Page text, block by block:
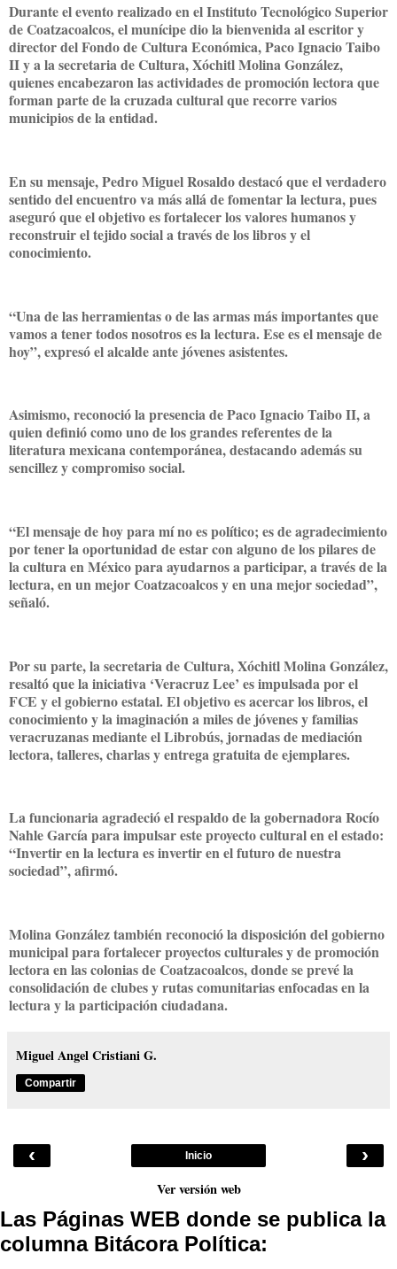
Durante el evento realizado en el Instituto Tecnológico Superior
de Coatzacoalcos, el munícipe dio la bienvenida al escritor y
director del Fondo de Cultura Económica, Paco Ignacio Taibo
II y a la secretaria de Cultura, Xóchitl Molina González,
quienes encabezaron las actividades de promoción lectora que
forman parte de la cruzada cultural que recorre varios
municipios de la entidad.
En su mensaje, Pedro Miguel Rosaldo destacó que el verdadero
sentido del encuentro va más allá de fomentar la lectura, pues
aseguró que el objetivo es fortalecer los valores humanos y
reconstruir el tejido social a través de los libros y el
conocimiento.
“Una de las herramientas o de las armas más importantes que
vamos a tener todos nosotros es la lectura. Ese es el mensaje de
hoy”, expresó el alcalde ante jóvenes asistentes.
Asimismo, reconoció la presencia de Paco Ignacio Taibo II, a
quien definió como uno de los grandes referentes de la
literatura mexicana contemporánea, destacando además su
sencillez y compromiso social.
“El mensaje de hoy para mí no es político; es de agradecimiento
por tener la oportunidad de estar con alguno de los pilares de
la cultura en México para ayudarnos a participar, a través de la
lectura, en un mejor Coatzacoalcos y en una mejor sociedad”,
señaló.
Por su parte, la secretaria de Cultura, Xóchitl Molina González,
resaltó que la iniciativa ‘Veracruz Lee’ es impulsada por el
FCE y el gobierno estatal. El objetivo es acercar los libros, el
conocimiento y la imaginación a miles de jóvenes y familias
veracruzanas mediante el Librobús, jornadas de mediación
lectora, talleres, charlas y entrega gratuita de ejemplares.
La funcionaria agradeció el respaldo de la gobernadora Rocío
Nahle García para impulsar este proyecto cultural en el estado:
“Invertir en la lectura es invertir en el futuro de nuestra
sociedad”, afirmó.
Molina González también reconoció la disposición del gobierno
municipal para fortalecer proyectos culturales y de promoción
lectora en las colonias de Coatzacoalcos, donde se prevé la
consolidación de clubes y rutas comunitarias enfocadas en la
lectura y la participación ciudadana.
Miguel Angel Cristiani G.
Compartir
‹ ›
Inicio
Ver versión web
Las Páginas WEB donde se publica la
columna Bitácora Política: